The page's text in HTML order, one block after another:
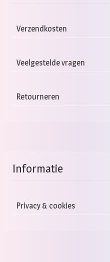
Verzendkosten
Veelgestelde vragen
Retourneren
Informatie
Privacy & cookies